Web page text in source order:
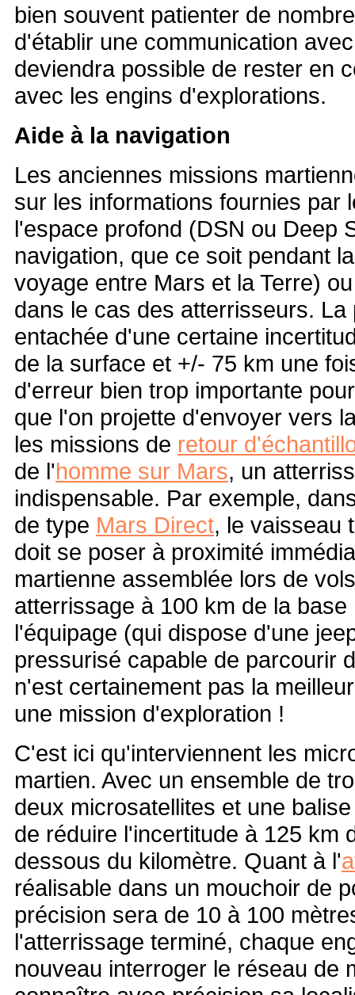
bien souvent patienter de
d'établir une communication
deviendra possible de rester en
avec les engins d'explorations.
Aide à la navigation
Les anciennes missions
sur les informations fournies par
l'espace profond (DSN ou Deep
navigation, que ce soit pendant
voyage entre Mars et la Terre)
dans le cas des atterrisseurs.
entachée d'une certaine
de la surface et +/- 75 km une
d'erreur bien trop importante
que l'on projette d'envoyer vers
les missions de retour
de l'homme sur Mars, un
indispensable. Par exemple,
de type Mars Direct, le vaisseau
doit se poser à proximité
martienne assemblée lors de
atterrissage à 100 km de la
l'équipage (qui dispose d'une
pressurisé capable de parcourir
n'est certainement pas la
une mission d'exploration !
C'est ici qu'interviennent les
martien. Avec un ensemble de
deux microsatellites et une
de réduire l'incertitude à 125 km
dessous du kilomètre. Quant à l'
réalisable dans un mouchoir de
précision sera de 10 à 100
l'atterrissage terminé, chaque
nouveau interroger le réseau de